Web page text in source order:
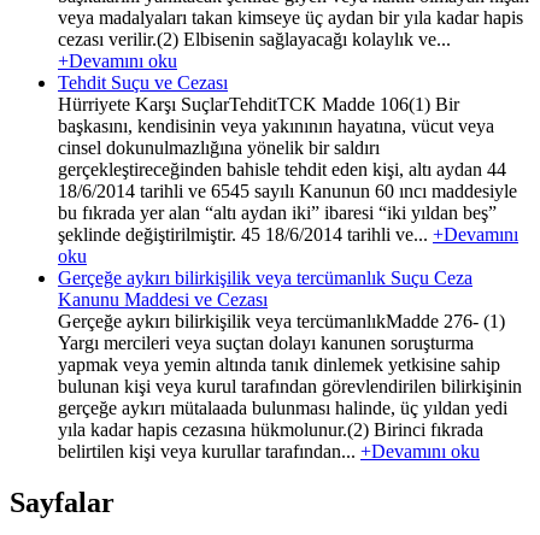
veya madalyaları takan kimseye üç aydan bir yıla kadar hapis
cezası verilir.(2) Elbisenin sağlayacağı kolaylık ve...
+Devamını oku
Tehdit Suçu ve Cezası
Hürriyete Karşı SuçlarTehditTCK Madde 106(1) Bir
başkasını, kendisinin veya yakınının hayatına, vücut veya
cinsel dokunulmazlığına yönelik bir saldırı
gerçekleştireceğinden bahisle tehdit eden kişi, altı aydan 44
18/6/2014 tarihli ve 6545 sayılı Kanunun 60 ıncı maddesiyle
bu fıkrada yer alan “altı aydan iki” ibaresi “iki yıldan beş”
şeklinde değiştirilmiştir. 45 18/6/2014 tarihli ve... +Devamını
oku
Gerçeğe aykırı bilirkişilik veya tercümanlık Suçu Ceza
Kanunu Maddesi ve Cezası
Gerçeğe aykırı bilirkişilik veya tercümanlıkMadde 276- (1)
Yargı mercileri veya suçtan dolayı kanunen soruşturma
yapmak veya yemin altında tanık dinlemek yetkisine sahip
bulunan kişi veya kurul tarafından görevlendirilen bilirkişinin
gerçeğe aykırı mütalaada bulunması halinde, üç yıldan yedi
yıla kadar hapis cezasına hükmolunur.(2) Birinci fıkrada
belirtilen kişi veya kurullar tarafından... +Devamını oku
Sayfalar